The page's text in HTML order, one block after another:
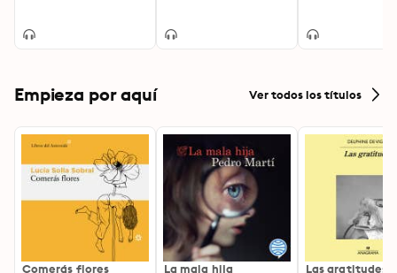
Empieza por aquí Ver todos los títulos
Comerás flores
La mala hija
Las gratitudes